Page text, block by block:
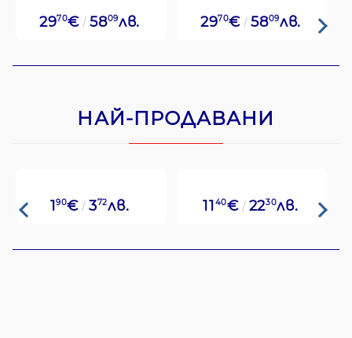
2970€ 5809лв. 2970€ 5809лв.
НАЙ-ПРОДАВАНИ
190€ 372лв. 11 40€ 2230лв.